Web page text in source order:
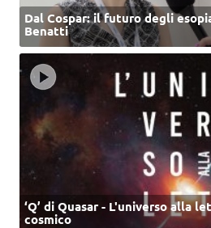
Dal Cospar: il futuro degli
Benatti
‘Q’ di Quasar - L'universo alla
cosmico